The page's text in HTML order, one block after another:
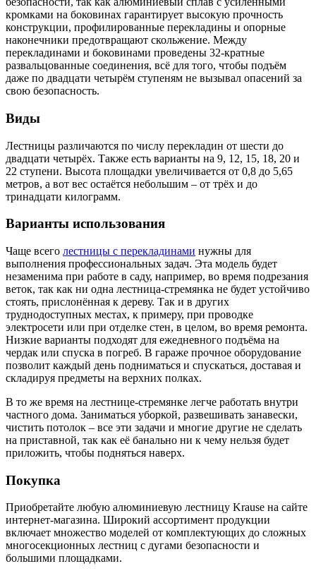
кромками на боковинах гарантирует высокую прочность
конструкции, профилированные перекладины и опорные
наконечники предотвращают скольжение. Между
перекладинами и боковинами проведены 32-кратные
развальцованные соединения, всё для того, чтобы подъём
даже по двадцати четырём ступеням не вызывал опасений за
свою безопасность.
Виды
Лестницы различаются по числу перекладин от шести до
двадцати четырёх. Также есть варианты на 9, 12, 15, 18, 20 и
22 ступени. Высота площадки увеличивается от 0,8 до 5,65
метров, а вот вес остаётся небольшим ‒ от трёх и до
тринадцати килограмм.
Варианты использования
Чаще всего лестницы с перекладинами нужны для
выполнения профессиональных задач. Эта модель будет
незаменима при работе в саду, например, во время подрезания
веток, так как ни одна лестница-стремянка не будет устойчиво
стоять, прислонённая к дереву. Так и в других
труднодоступных местах, к примеру, при проводке
электросети или при отделке стен, в целом, во время ремонта.
Низкие варианты подходят для ежедневного подъёма на
чердак или спуска в погреб. В гараже прочное оборудование
позволит каждый день подниматься и спускаться, доставая и
складируя предметы на верхних полках.
В то же время на лестнице-стремянке легче работать внутри
частного дома. Заниматься уборкой, развешивать занавески,
чистить потолок ‒ все эти задачи и многие другие не сделать
на приставной, так как её банально ни к чему нельзя будет
приложить, чтобы подняться наверх.
Покупка
Приобретайте любую алюминиевую лестницу Krause на сайте
интернет-магазина. Широкий ассортимент продукции
включает множество моделей от комплектующих до сложных
многосекционных лестниц с дугами безопасности и
большими площадками.